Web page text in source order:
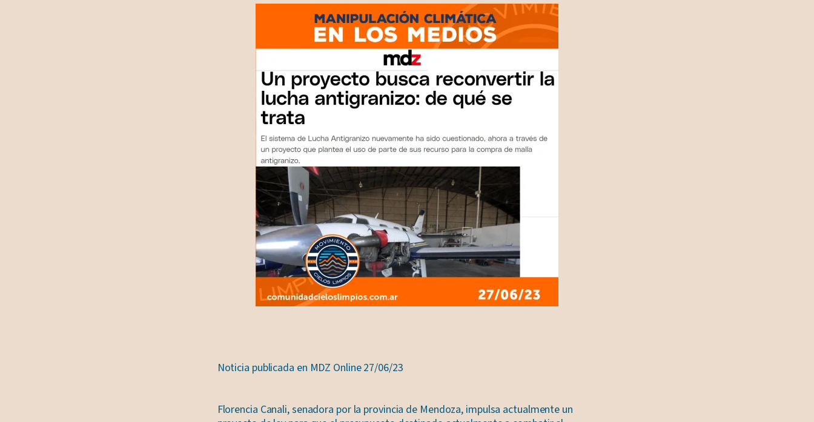
Noticia publicada en MDZ Online 27/06/23
Florencia Canali, senadora por la provincia de Mendoza, impulsa actualmente un